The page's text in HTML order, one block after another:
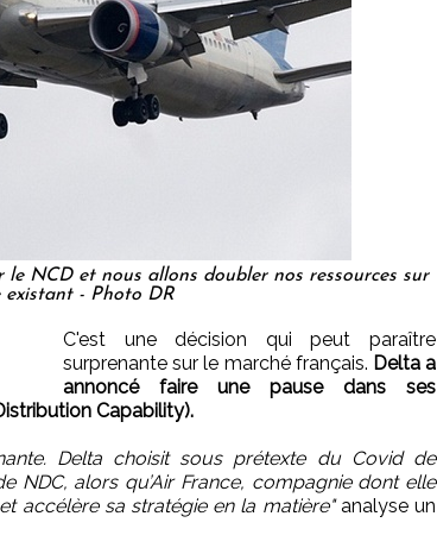
NCD et nous allons doubler nos ressources sur
existant - Photo DR
C'est une décision qui peut paraître
surprenante sur le marché français. Delta a
annoncé faire une pause dans ses
Capability).
Delta choisit sous prétexte du Covid de
NDC, alors qu’Air France, compagnie dont elle
accélère sa stratégie en la matière"analyse un